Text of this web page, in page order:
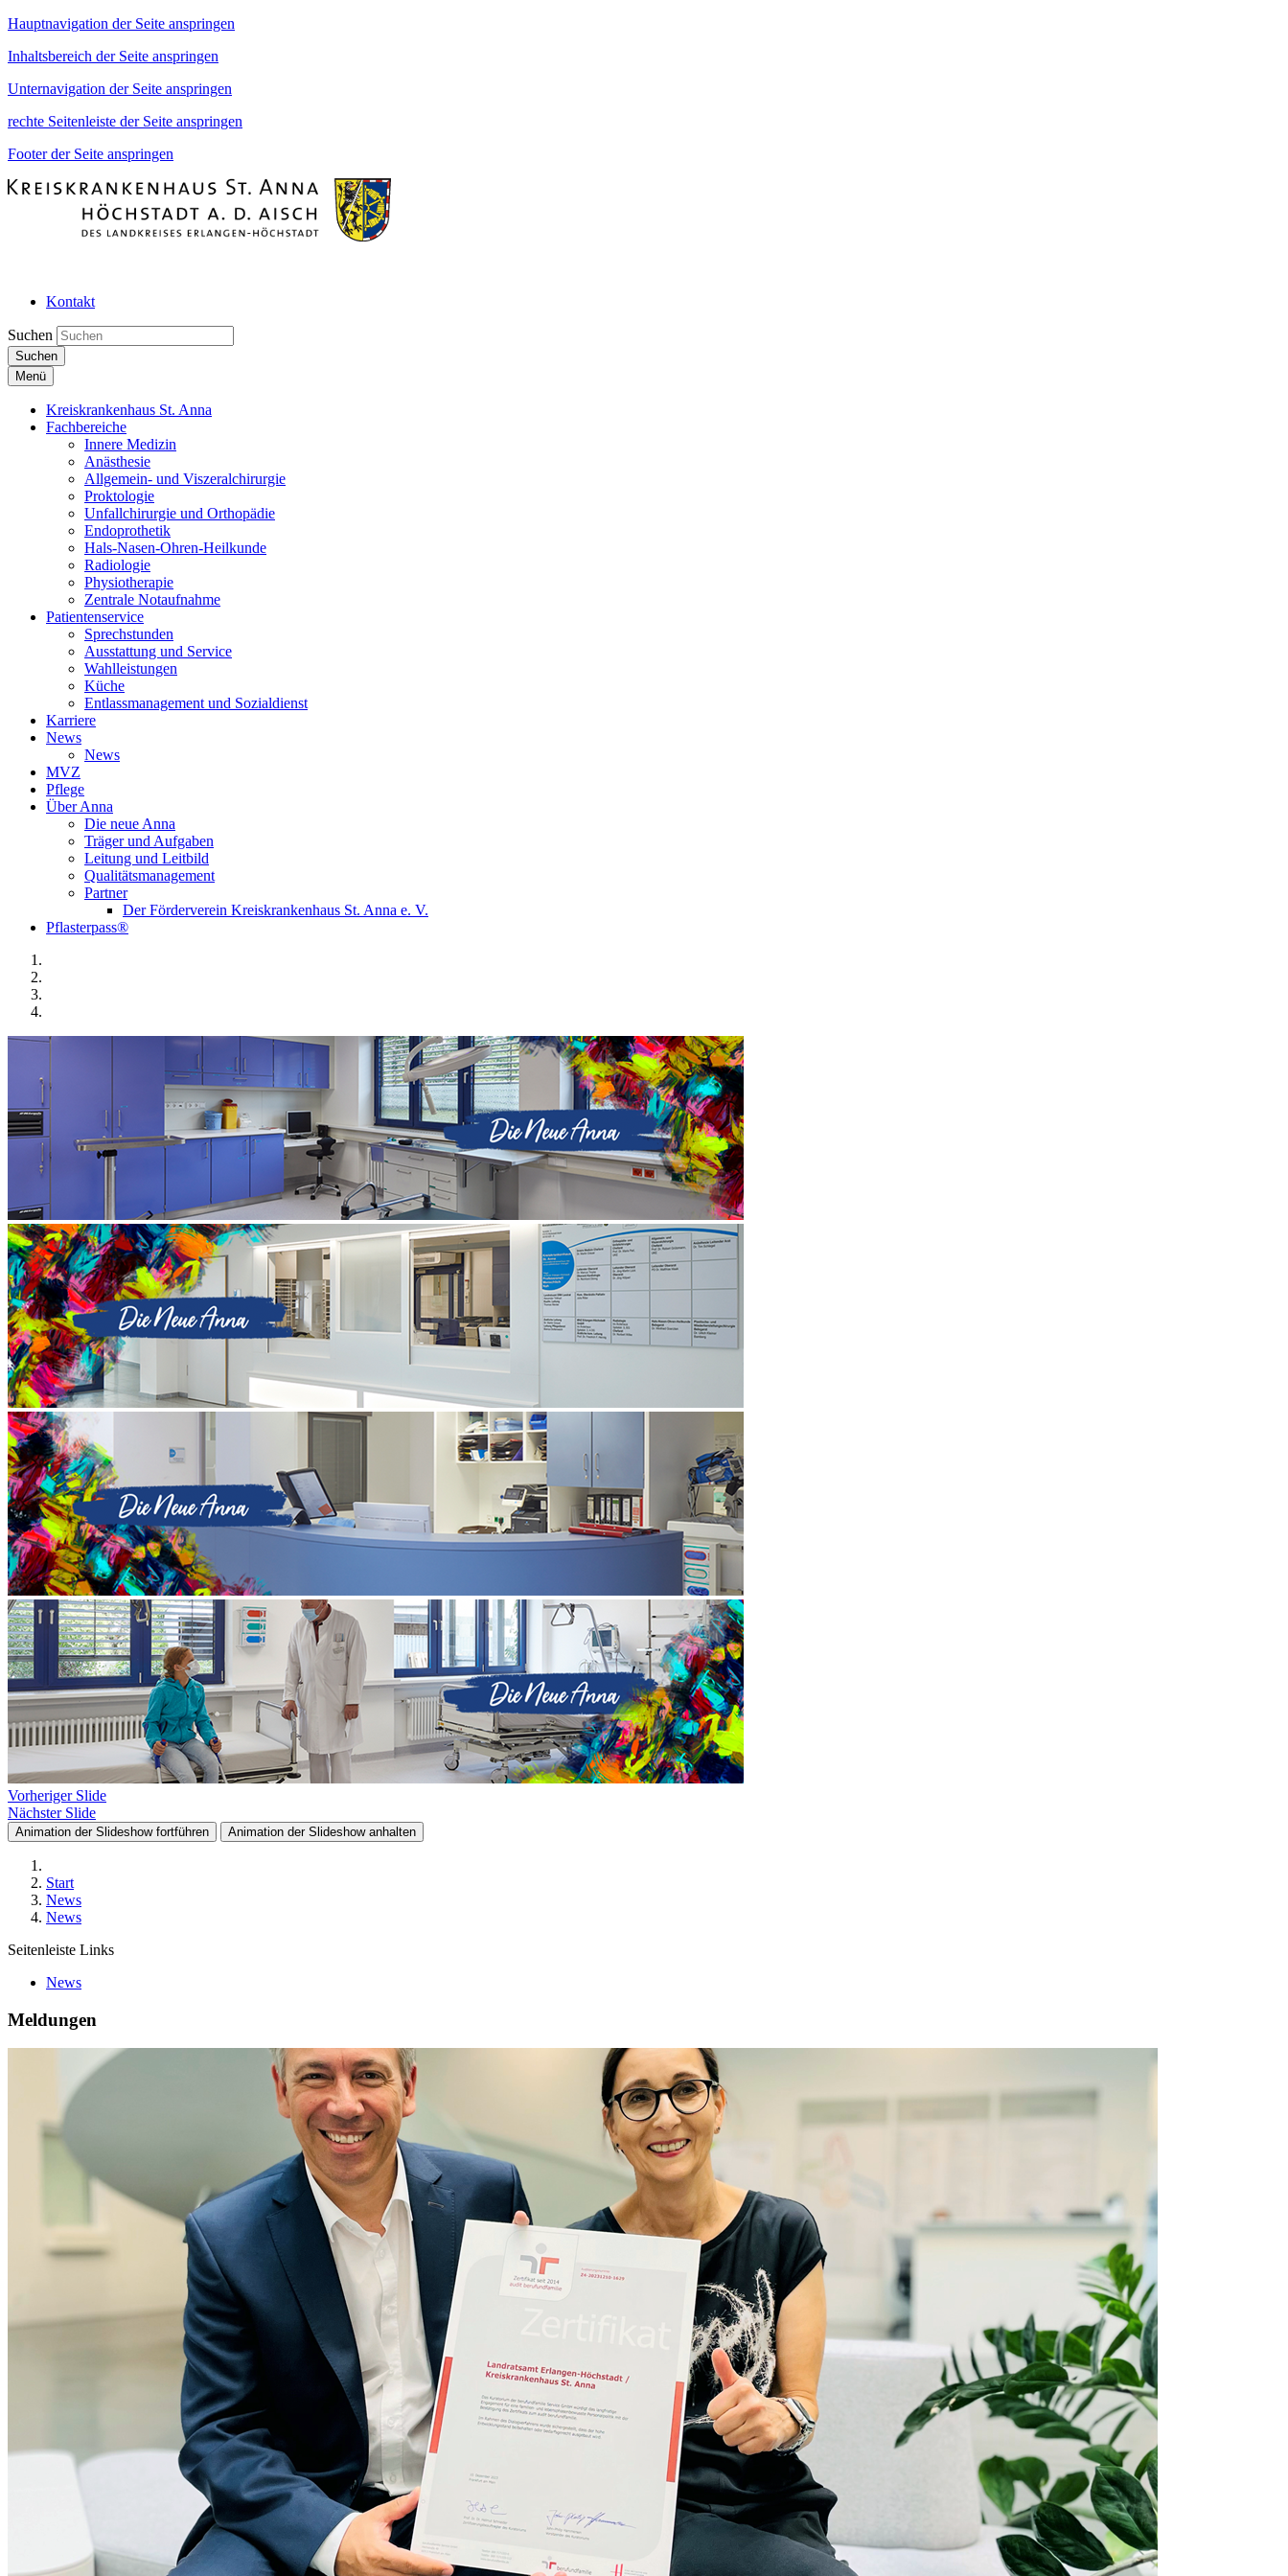
Hauptnavigation der Seite anspringen
Inhaltsbereich der Seite anspringen
Unternavigation der Seite anspringen
rechte Seitenleiste der Seite anspringen
Footer der Seite anspringen
Kontakt
Suchen
Suchen
Menü
Kreiskrankenhaus St. Anna
Fachbereiche
Innere Medizin
Anästhesie
Allgemein- und Viszeralchirurgie
Proktologie
Unfallchirurgie und Orthopädie
Endoprothetik
Hals-Nasen-Ohren-Heilkunde
Radiologie
Physiotherapie
Zentrale Notaufnahme
Patientenservice
Sprechstunden
Ausstattung und Service
Wahlleistungen
Küche
Entlassmanagement und Sozialdienst
Karriere
News
News
MVZ
Pflege
Über Anna
Die neue Anna
Träger und Aufgaben
Leitung und Leitbild
Qualitätsmanagement
Partner
Der Förderverein Kreiskrankenhaus St. Anna e. V.
Pflasterpass®
Vorheriger Slide
Nächster Slide
Animation der Slideshow fortführen Animation der Slideshow anhalten
Start
News
News
Seitenleiste Links
News
Meldungen